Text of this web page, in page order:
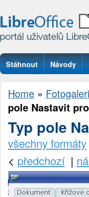
Stáhnout Návody
Otázky
Home »
pole Nastavit
Typ pole
všechny formáty
< předchozí|